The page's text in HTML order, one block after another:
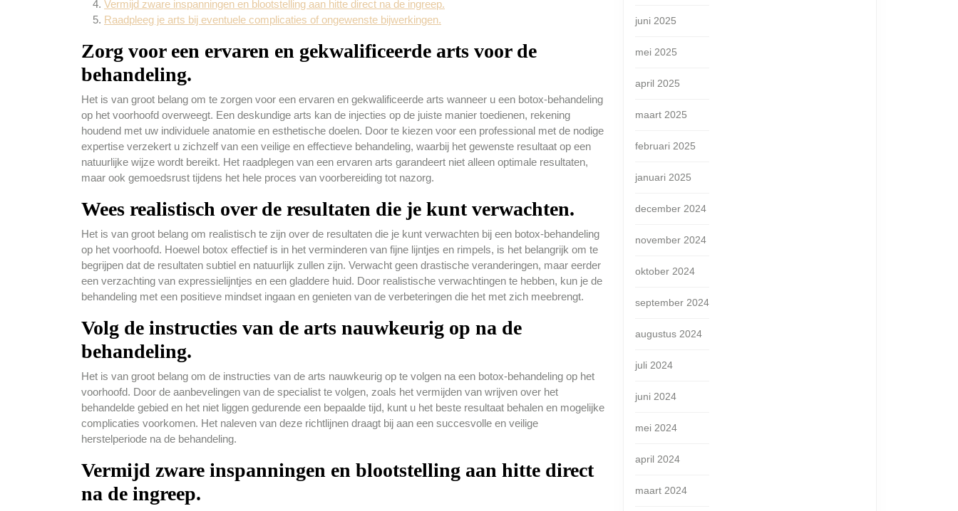
Vermijd zware inspanningen en blootstelling aan hitte direct na de ingreep.
Raadpleeg je arts bij eventuele complicaties of ongewenste bijwerkingen.
Zorg voor een ervaren en gekwalificeerde arts voor de
behandeling.
Het is van groot belang om te zorgen voor een ervaren en gekwalificeerde arts wanneer u een botox-behandeling
op het voorhoofd overweegt. Een deskundige arts kan de injecties op de juiste manier toedienen, rekening
houdend met uw individuele anatomie en esthetische doelen. Door te kiezen voor een professional met de nodige
expertise verzekert u zichzelf van een veilige en effectieve behandeling, waarbij het gewenste resultaat op een
natuurlijke wijze wordt bereikt. Het raadplegen van een ervaren arts garandeert niet alleen optimale resultaten,
maar ook gemoedsrust tijdens het hele proces van voorbereiding tot nazorg.
Wees realistisch over de resultaten die je kunt verwachten.
Het is van groot belang om realistisch te zijn over de resultaten die je kunt verwachten bij een botox-behandeling
op het voorhoofd. Hoewel botox effectief is in het verminderen van fijne lijntjes en rimpels, is het belangrijk om te
begrijpen dat de resultaten subtiel en natuurlijk zullen zijn. Verwacht geen drastische veranderingen, maar eerder
een verzachting van expressielijntjes en een gladdere huid. Door realistische verwachtingen te hebben, kun je de
behandeling met een positieve mindset ingaan en genieten van de verbeteringen die het met zich meebrengt.
Volg de instructies van de arts nauwkeurig op na de
behandeling.
Het is van groot belang om de instructies van de arts nauwkeurig op te volgen na een botox-behandeling op het
voorhoofd. Door de aanbevelingen van de specialist te volgen, zoals het vermijden van wrijven over het
behandelde gebied en het niet liggen gedurende een bepaalde tijd, kunt u het beste resultaat behalen en mogelijke
complicaties voorkomen. Het naleven van deze richtlijnen draagt bij aan een succesvolle en veilige
herstelperiode na de behandeling.
Vermijd zware inspanningen en blootstelling aan hitte direct
na de ingreep.
juni 2025
mei 2025
april 2025
maart 2025
februari 2025
januari 2025
december 2024
november 2024
oktober 2024
september 2024
augustus 2024
juli 2024
juni 2024
mei 2024
april 2024
maart 2024